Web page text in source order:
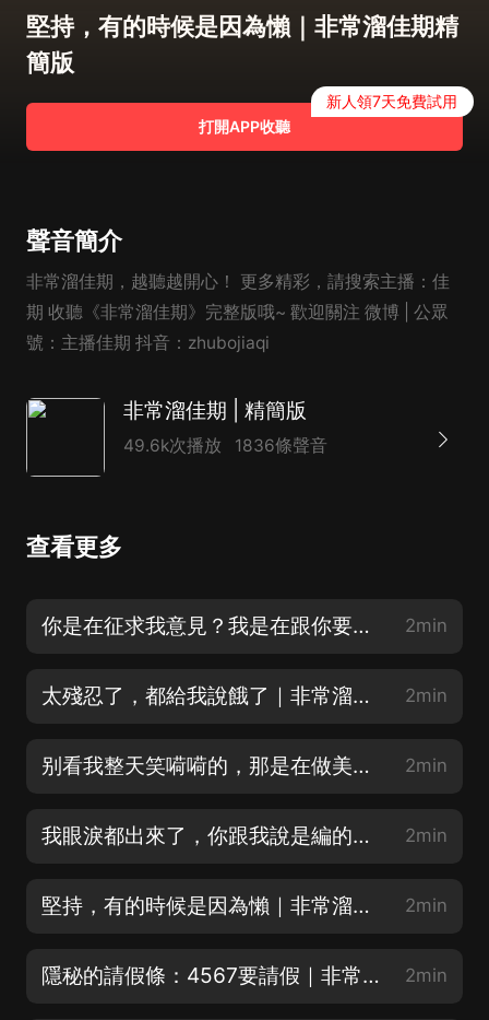
堅持，有的時候是因為懶｜非常溜佳期精
簡版
打開APP收聽
新人領7天免費試用
聲音簡介
非常溜佳期，越聽越開心！ 更多精彩，請搜索主播：佳
期 收聽《非常溜佳期》完整版哦~ 歡迎關注 微博 | 公眾
號：主播佳期 抖音：zhubojiaqi
非常溜佳期 | 精簡版
49.6k次播放 1836條聲音
查看更多
你是在征求我意見？我是在跟你要錢！｜非常溜佳期精簡版 2min
太殘忍了，都給我說餓了｜非常溜佳期精簡版 2min
别看我整天笑嗬嗬的，那是在做美容｜非常溜佳期精簡版 2min
我眼淚都出來了，你跟我說是編的？｜非常溜佳期精簡版 2min
堅持，有的時候是因為懶｜非常溜佳期精簡版 2min
隱秘的請假條：4567要請假｜非常溜佳期精簡版 2min